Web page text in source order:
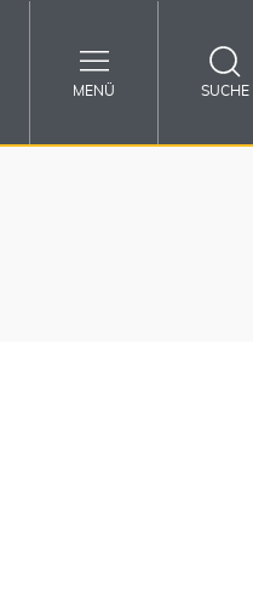
MENÜ SUCHE